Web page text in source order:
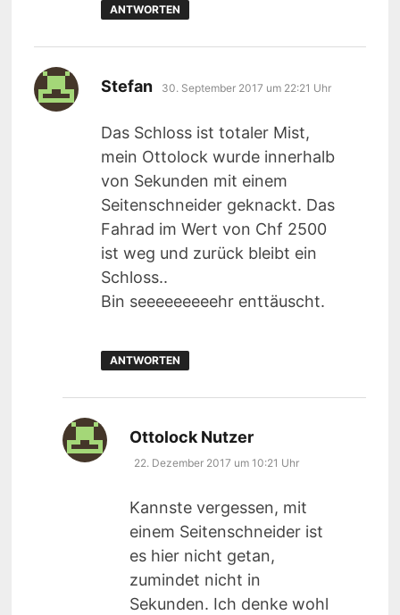
ANTWORTEN
Stefan sagt:
30. September 2017 um 22:21 Uhr
Das Schloss ist totaler Mist,
mein Ottolock wurde innerhalb
von Sekunden mit einem
Seitenschneider geknackt. Das
Fahrad im Wert von Chf 2500
ist weg und zurück bleibt ein
Schloss..
Bin seeeeeeeeehr enttäuscht.
ANTWORTEN
Ottolock Nutzersagt:
22. Dezember 2017 um 10:21 Uhr
Kannste vergessen, mit
einem Seitenschneider ist
es hier nicht getan,
zumindet nicht in
Sekunden. Ich denke wohl